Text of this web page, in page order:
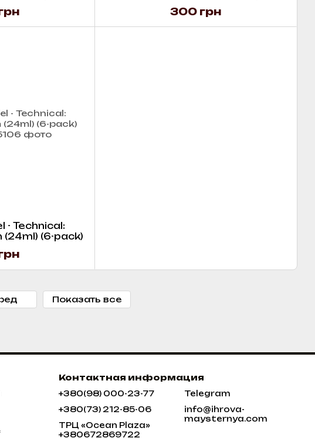
300 грн
- Technical:
(6-pack)
Показать все
Контактная информация
+380(98) 000-23-77
+380(73) 212-85-06
ТРЦ «Ocean Plaza»
+380672869722
Telegram
info@ihrova-
maysternya.com